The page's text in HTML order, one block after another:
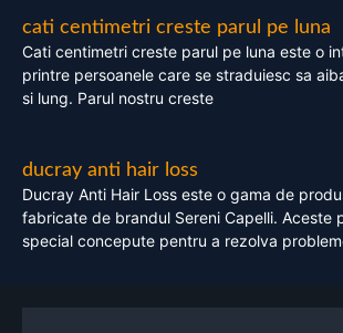
cati centimetri creste parul pe luna
Cati centimetri creste parul pe luna este o
printre persoanele care se straduiesc sa
si lung. Parul nostru creste
ducray anti hair loss
Ducray Anti Hair Loss este o gama de
fabricate de brandul Sereni Capelli. Aceste
special concepute pentru a rezolva